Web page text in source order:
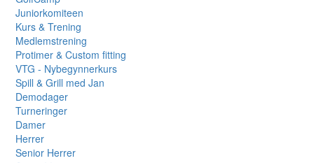
Juniorkomiteen
Kurs & Trening
Medlemstrening
Protimer & Custom fitting
VTG - Nybegynnerkurs
Spill & Grill med Jan
Demodager
Turneringer
Damer
Herrer
Senior Herrer